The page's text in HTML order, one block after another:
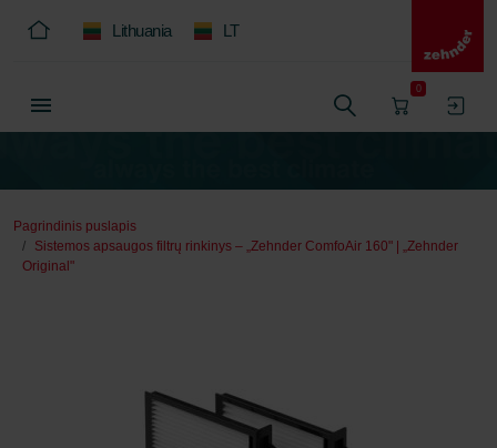
Lithuania LT
0
Pagrindinis puslapis
Sistemos apsaugos filtrų rinkinys – „Zehnder ComfoAir 160" | „Zehnder
Original"